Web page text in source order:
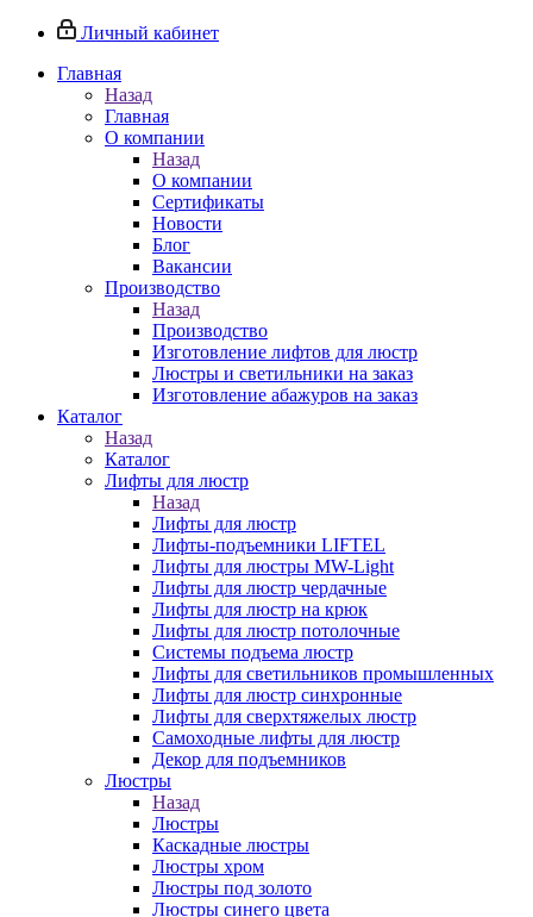
Личный кабинет
Главная
Назад
Главная
О компании
Назад
О компании
Сертификаты
Новости
Блог
Вакансии
Производство
Назад
Производство
Изготовление лифтов для люстр
Люстры и светильники на заказ
Изготовление абажуров на заказ
Каталог
Назад
Каталог
Лифты для люстр
Назад
Лифты для люстр
Лифты-подъемники LIFTEL
Лифты для люстры MW-Light
Лифты для люстр чердачные
Лифты для люстр на крюк
Лифты для люстр потолочные
Системы подъема люстр
Лифты для светильников промышленных
Лифты для люстр синхронные
Лифты для сверхтяжелых люстр
Самоходные лифты для люстр
Декор для подъемников
Люстры
Назад
Люстры
Каскадные люстры
Люстры хром
Люстры под золото
Люстры синего цвета